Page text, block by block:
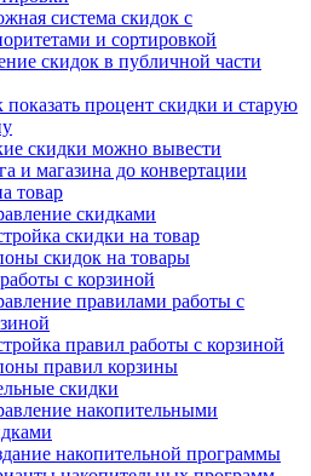
система скидок с
и сортировкой
скидок в публичной части
показать процент скидки и старую
скидки можно вывести
и магазина до конвертации
товар
скидками
скидки на товар
скидок на товары
с корзиной
правилами работы с
правил работы с корзиной
правил корзины
скидки
накопительными
накопительной программы